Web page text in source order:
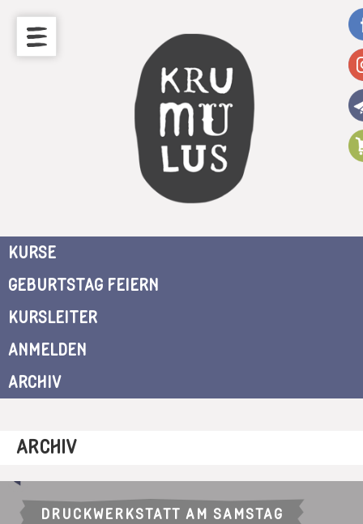
KURSE
GEBURTSTAG FEIERN
KURSLEITER
ANMELDEN
ARCHIV
ARCHIV
DRUCKWERKSTATT AM SAMSTAG